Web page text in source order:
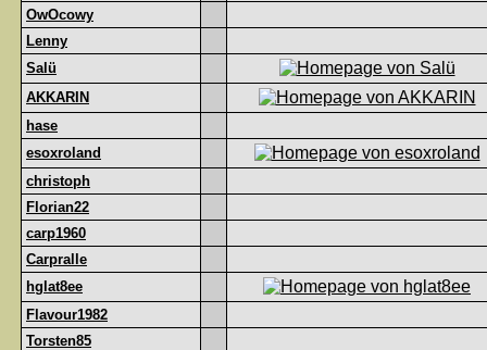
OwOcowy
Lenny
Salü
AKKARIN
hase
esoxroland
christoph
Florian22
carp1960
Carpralle
hglat8ee
Flavour1982
Torsten85